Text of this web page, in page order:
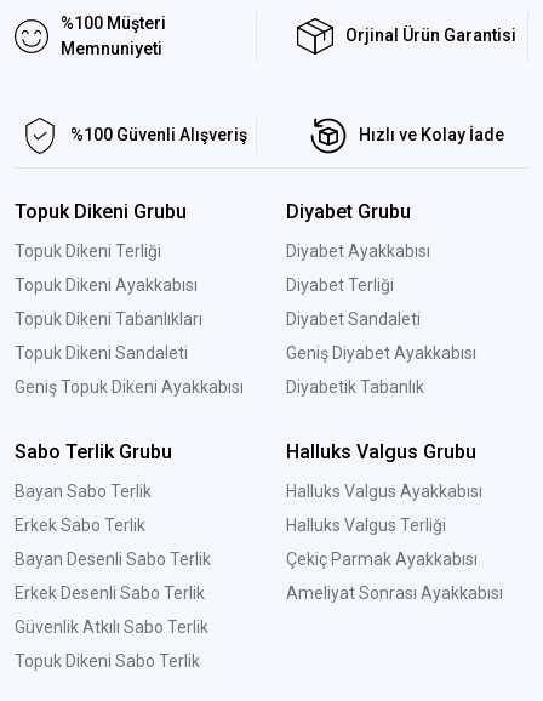
%100 Müşteri
Memnuniyeti
Orjinal Ürün Garantisi
%100 Güvenli Alışveriş Hızlı ve Kolay İade
Topuk Dikeni Grubu
Topuk Dikeni Terliği
Topuk Dikeni Ayakkabısı
Topuk Dikeni Tabanlıkları
Topuk Dikeni Sandaleti
Geniş Topuk Dikeni Ayakkabısı
Diyabet Grubu
Diyabet Ayakkabısı
Diyabet Terliği
Diyabet Sandaleti
Geniş Diyabet Ayakkabısı
Diyabetik Tabanlık
Sabo Terlik Grubu
Bayan Sabo Terlik
Erkek Sabo Terlik
Bayan Desenli Sabo Terlik
Erkek Desenli Sabo Terlik
Güvenlik Atkılı Sabo Terlik
Topuk Dikeni Sabo Terlik
Halluks Valgus Grubu
Halluks Valgus Ayakkabısı
Halluks Valgus Terliği
Çekiç Parmak Ayakkabısı
Ameliyat Sonrası Ayakkabısı